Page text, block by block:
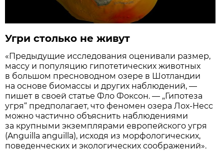
Угри столько не живут
«Предыдущие исследования оценивали размер,
массу и популяцию гипотетических животных
в большом пресноводном озере в Шотландии
на основе биомассы и других наблюдений, —
пишет в своей статье Фло Фоксон. — „Гипотеза
угря“ предполагает, что феномен озера Лох-Несс
можно частично объяснить наблюдениями
за крупными экземплярами европейского угря
(Anguilla anguilla), исходя из морфологических,
поведенческих и экологических соображений».